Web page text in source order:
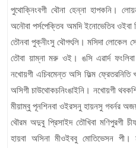
পুথোক্নিংবগী থৌনা হেন্না হাপকনি।
অনৌবা পর্সপেক্তিব অমদি ইনোভেতিব ওইবা
তৌনবা পুক্নীংসু থৌগৎলি। মসিদা লোকেল
তৌবা য়াম্না মরু ওই। ঙসি এৱার্দ
নখোয়গী এচিবমেন্ত অসি ফিল্ম
অসিগী চাউথোকচনিংঙাইনি। নখোয়গী
মীয়াম্বু পূনশিনবা ওইরসনু হায়নসু গবর্নর
থৌরম অদুবু প্রিসাইদ তৌখিবা মণিপুরগী
হায়বা অসিনা মীওইববু মোতিভেসন